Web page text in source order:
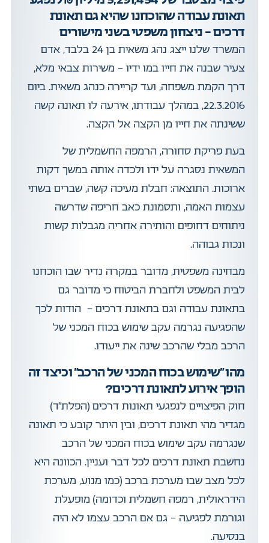
תאונת עבודה שהוכחנו שהיא גם תאונת
דרכים – ניצחון משפטי בשני מישורים
המשרד שלנו ייצג נהג משאית בן 24 בלבד, אדם
צעיר שבנה את חייו במו ידיו – משירות צבאי מלא,
דרך הקמת משפחה, ועד קריירה כנהג משאית. ביום
22.3.2016, במהלך עבודתו, אירעה לו תאונה קשה
ששינתה את חייו מן הקצה אל הקצה.
בעת פריקת סחורה, הרמפה החשמלית של
המשאית נסגרה על ידו ולכדה אותה במשך דקות
ארוכות. התוצאה: חבלת מעיכה קשה, שברים בשתי
עצמות האמה, ותסמונת כאב חריפה שדרשה
ניתוחים דחופים והותירה אחריה מגבלות קשות
ונכות גבוהה.
מבחינה משפטית, מדובר במקרה נדיר שבו הוכחנו
לבית המשפט ולחברת הביטוח כי מדובר גם
בתאונת עבודה וגם בתאונת דרכים – הודות לכך
שהפגיעה נגרמה עקב שימוש בכוח המכני של
הרכב מבלי שהרכב שינה את ייעודו.
מהו "שימוש בכוח המכני של הרכב" וכיצד זה
הופך אירוע לתאונת דרכים?
חוק הפיצויים לנפגעי תאונות דרכים (הפלת”ד)
מגדיר מהי תאונת דרכים, ובין היתר קובע כי תאונה
שנגרמה עקב שימוש בכוח המכני של הרכב
נחשבת תאונת דרכים לכל דבר ועניין. הכוונה היא
לכל מצב שבו מערכת ברכב (כמו מנוע, מערכת
הידראולית, רמפה חשמלית וכדומה) מופעלת
וגורמת לפגיעה – גם אם הרכב עצמו לא היה
בנסיעה.